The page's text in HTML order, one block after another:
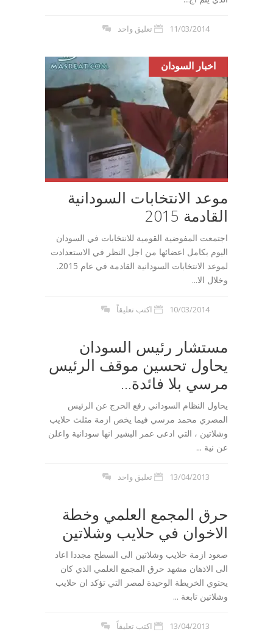
11/03/2014 تعليق واحد
اخبار السودان
موعد الانتخابات السودانية
القادمة 2015
اجتمعت المفوضية القومية للانتخابات في السودان
اليوم بكامل اعضائها من اجل النظر في الاستعدادت
لموعد الانتخابات السودانية القادمة في عام 2015.
وخلال الا...
10/03/2014 اكتب تعليقاً
مستشار رئيس السودان
يحاول تحسين موقف الرئيس
مرسي بلا فائدة...
يحاول النظام السوداني رفع الحرج عن الرئيس
المصري محمد مرسي فيما يخص ازمة مثلث حلايب
وشلاتين ، التي ادعى عمر البشير انها سودانية واعلن
عن نية ...
13/04/2013 تعليق واحد
حرق المجمع العلمي وخطة
الاخوان في حلايب وشلاتين
صعود ازمة حلايب وشلاتين الى السطح مجددا اعاد
الى الاذهان مشهد حرق المجمع العلمي الذي كان
يحتوي الخريطة الوحيدة لمصر التي تؤكد ان حلايب
وشلاتين تابعة ...
13/04/2013 اكتب تعليقاً